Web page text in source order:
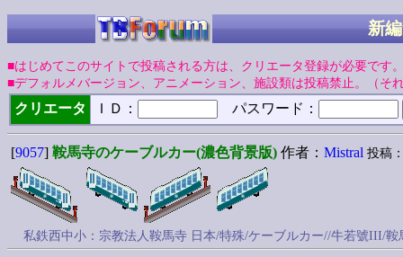
新
■はじめてこのサイトで投稿される方は、クリエータ登録が必要です
■デフォルメバージョン、アニメーション、施設類は投稿禁止。（そ
クリエータ ＩＤ： パスワード：
[9057] 鞍馬寺のケーブルカー(濃色背景版) 作者： Mistral 投稿
私鉄西中小：宗教法人鞍馬寺 日本/特殊/ケーブルカー//牛若號III/